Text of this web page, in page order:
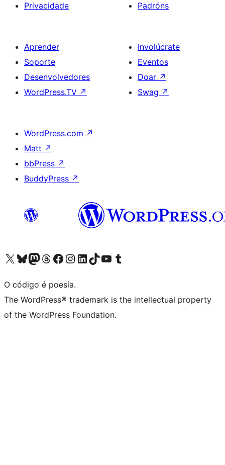
Privacidade
Padróns
Aprender
Soporte
Desenvolvedores
WordPress.TV ↗
Involúcrate
Eventos
Doar ↗
Swag ↗
WordPress.com ↗
Matt ↗
bbPress ↗
BuddyPress ↗
Visita la cuenta de X (anteriormente Twitter)
Visita a nosa conta de Bluesky
Visita a nosa conta de Mastodon
Visita a nosa conta de Threads
Visita a nosa páxina de Facebook
Visita a nosa conta de Instagram
Visita a nosa conta de LinkedIn
Visita a nosa conta de TikTok
Visita a nosa canle de YouTube
Visita a nosa conta de Tumblr
O código é poesía.
The WordPress® trademark is the intellectual property
of the WordPress Foundation.